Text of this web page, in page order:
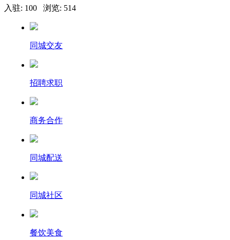
入驻: 100 浏览: 514
同城交友
招聘求职
商务合作
同城配送
同城社区
餐饮美食